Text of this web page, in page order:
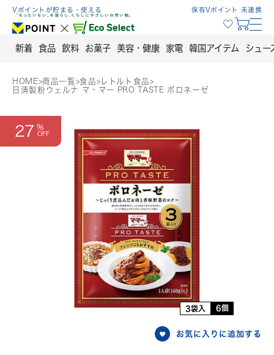
Skip
content
Vポイントが貯まる・使える 保有Vポイント 未連携
新着 食品 飲料 お菓子 美容・健康 家電 韓国アイテム シュー
HOME>商品一覧>食品> レトルト食品>
日清製粉ウェルナ マ・マー PRO TASTE ボロネーゼ
27
3袋入 6個
お気に入りに追加する